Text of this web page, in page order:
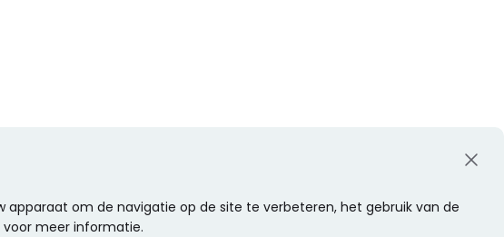
apparaat om de navigatie op de site te verbeteren, het gebruik van de
voor meer informatie.